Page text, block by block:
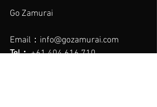
ソッド
Go Zamurai
Email： info@gozamurai.com
Tel：+61 404 616 710